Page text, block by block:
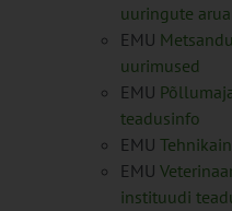
uuringute
EMU
uurimused
EMU
teadusinfo
EMU
EMU
instituudi